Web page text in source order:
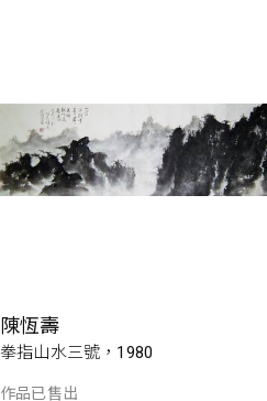
陳恆壽
拳指山水三號，1980
作品已售出